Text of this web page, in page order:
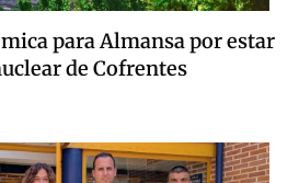
para Almansa por estar
de Cofrentes